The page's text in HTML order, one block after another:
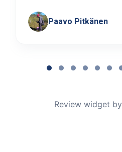
Paavo Pitkänen
Review widget by